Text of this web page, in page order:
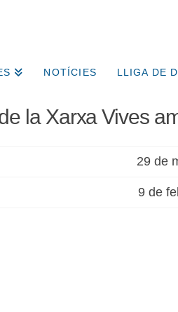
NOTÍCIES LLIGA DE
la Xarxa Vives
29 de
9 de